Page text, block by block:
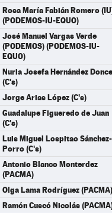
Rosa María Fabián Romero
(PODEMOS-IU-EQUO)
José Manuel Vargas Verde
(PODEMOS) (PODEMOS-IU-
EQUO)
Nuria Josefa Hernández
(C's)
Jorge Arias López (C's)
Guadalupe Figueredo de Juan
(C's)
Luis Miguel Lospitao Sánchez-
Porro (C's)
Antonio Blanco Monterdez
(PACMA)
Olga Lama Rodríguez (PACMA)
Ramón Cuscó Nicolás